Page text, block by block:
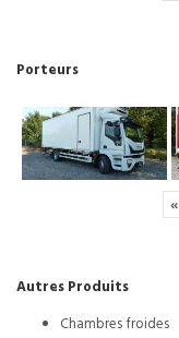
Porteurs
«
Autres Produits
Chambres froides